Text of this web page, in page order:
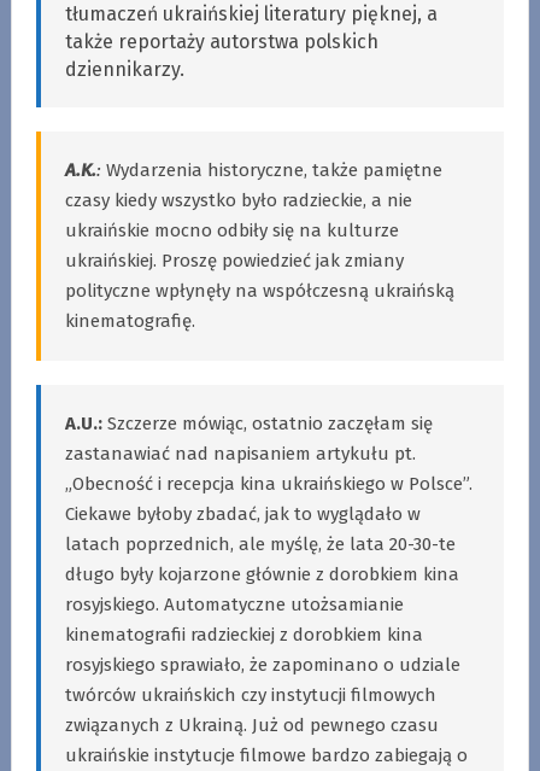
tłumaczeń ukraińskiej literatury pięknej, a
także reportaży autorstwa polskich
dziennikarzy.
A.K.: Wydarzenia historyczne, także pamiętne
czasy kiedy wszystko było radzieckie, a nie
ukraińskie mocno odbiły się na kulturze
ukraińskiej. Proszę powiedzieć jak zmiany
polityczne wpłynęły na współczesną ukraińską
kinematografię.
A.U.: Szczerze mówiąc, ostatnio zaczęłam się
zastanawiać nad napisaniem artykułu pt.
„Obecność i recepcja kina ukraińskiego w Polsce”.
Ciekawe byłoby zbadać, jak to wyglądało w
latach poprzednich, ale myślę, że lata 20-30-te
długo były kojarzone głównie z dorobkiem kina
rosyjskiego. Automatyczne utożsamianie
kinematografii radzieckiej z dorobkiem kina
rosyjskiego sprawiało, że zapominano o udziale
twórców ukraińskich czy instytucji filmowych
związanych z Ukrainą. Już od pewnego czasu
ukraińskie instytucje filmowe bardzo zabiegają o